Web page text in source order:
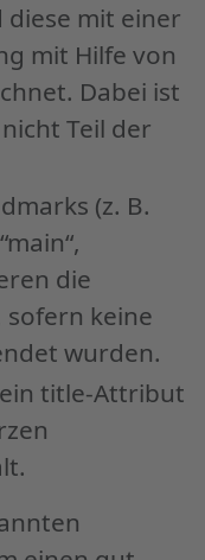
mit einer
mit Hilfe von
Dabei ist
Teil der
(z. B.
die
sofern keine
wurden.
title-Attribut